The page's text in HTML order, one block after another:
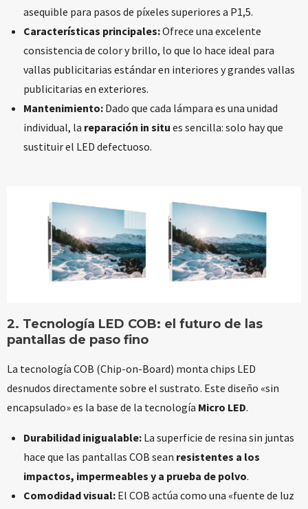
asequible para pasos de píxeles superiores a P1,5.
Características principales:Ofrece una excelente
consistencia de color y brillo, lo que lo hace ideal para
vallas publicitarias estándar en interiores y grandes vallas
publicitarias en exteriores.
Mantenimiento: Dado que cada lámpara es una unidad
individual, la reparación in situ es sencilla: solo hay que
sustituir el LED defectuoso.
2. Tecnología LED COB: el futuro de las
pantallas de paso fino
La tecnología COB (Chip-on-Board) monta chips LED
desnudos directamente sobre el sustrato. Este diseño «sin
encapsulado» es la base de la tecnología Micro LED.
Durabilidad inigualable: La superficie de resina sin juntas
hace que las pantallas COB sean resistentes a los
impactos, impermeables y a prueba de polvo.
Comodidad visual: El COB actúa como una «fuente de luz